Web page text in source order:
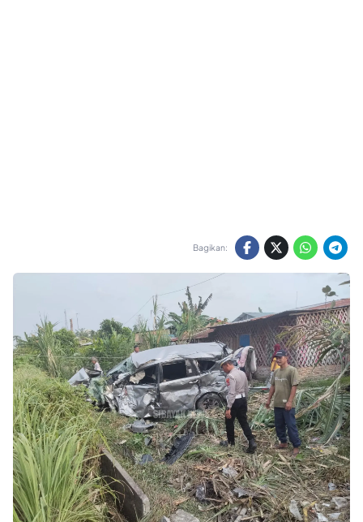
Bagikan: